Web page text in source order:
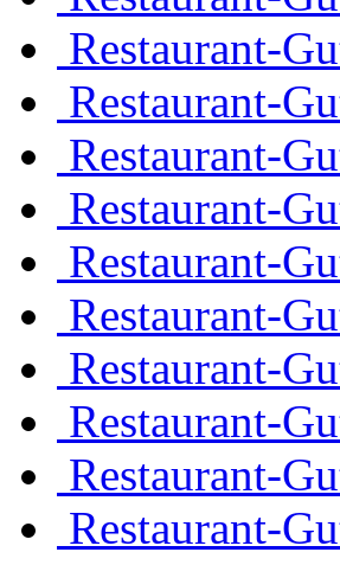
Restaurant-
Restaurant-
Restaurant-
Restaurant-
Restaurant-
Restaurant-
Restaurant-
Restaurant-
Restaurant-
Restaurant-